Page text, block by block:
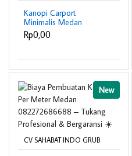
Kanopi Carport
Minimalis Medan
082272686688 –
Modern, Kokoh &
Rp0,00
New
CV SAHABAT INDO GRUB